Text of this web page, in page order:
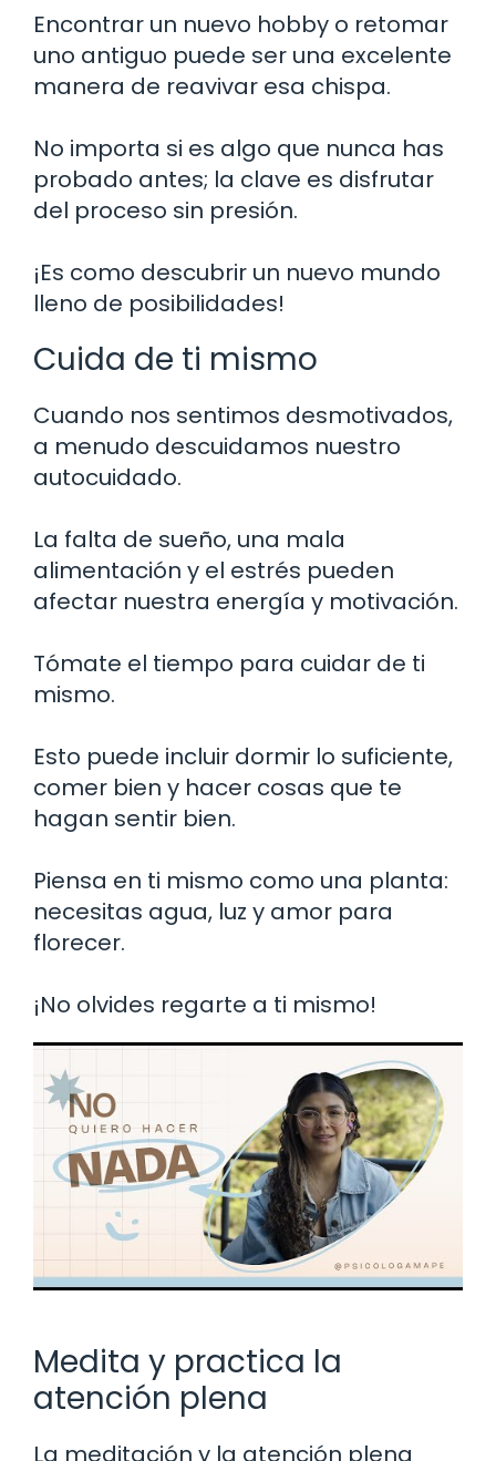
Encontrar un nuevo hobby o retomar
uno antiguo puede ser una excelente
manera de reavivar esa chispa.
No importa si es algo que nunca has
probado antes; la clave es disfrutar
del proceso sin presión.
¡Es como descubrir un nuevo mundo
lleno de posibilidades!
Cuida de ti mismo
Cuando nos sentimos desmotivados,
a menudo descuidamos nuestro
autocuidado.
La falta de sueño, una mala
alimentación y el estrés pueden
afectar nuestra energía y motivación.
Tómate el tiempo para cuidar de ti
mismo.
Esto puede incluir dormir lo suficiente,
comer bien y hacer cosas que te
hagan sentir bien.
Piensa en ti mismo como una planta:
necesitas agua, luz y amor para
florecer.
¡No olvides regarte a ti mismo!
Medita y practica la
atención plena
La meditación y la atención plena